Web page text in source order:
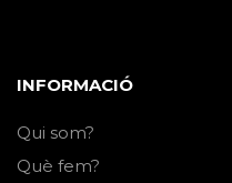
INFORMACIÓ
Qui som?
Què fem?